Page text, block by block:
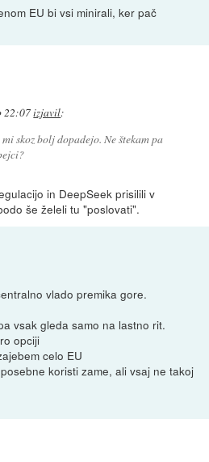
EU bi vsi minirali, ker pač
22:07izjavil:
skoz bolj dopadejo. Ne štekam pa
in DeepSeek prisilili v
še želeli tu "poslovati".
vlado premika gore.
vsak gleda samo na lastno rit.
opciji
celo EU
koristi zame, ali vsaj ne takoj